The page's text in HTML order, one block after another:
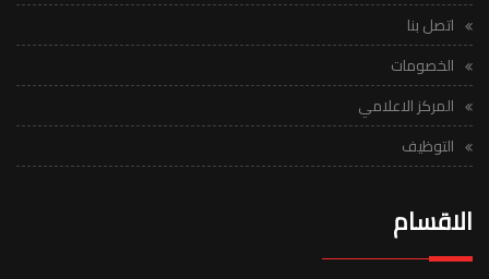
اتصل بنا
الخصومات
المركز الاعلامي
التوظيف
الاقسام